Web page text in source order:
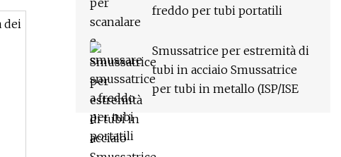
dei
freddo per tubi portatili
Smussatrice per estremità di
tubi in acciaio Smussatrice
per tubi in metallo (ISP/ISE